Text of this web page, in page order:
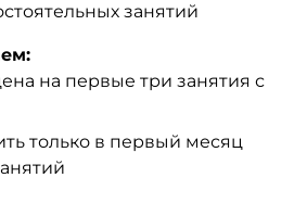
занятий
на первые три занятия с
только в первый месяц